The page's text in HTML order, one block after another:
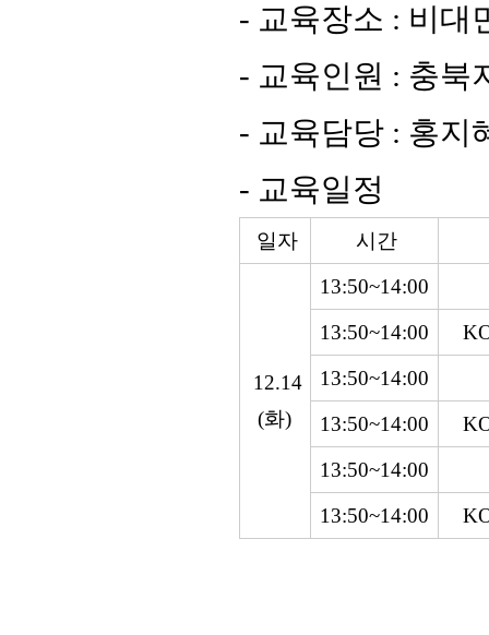
- 교육장소 : 비대
- 교육인원 : 충북
- 교육담당 : 홍지
- 교육일정
일자 시간
12.14
(화)
13:50~14:00
13:50~14:00
13:50~14:00
13:50~14:00
13:50~14:00
13:50~14:00